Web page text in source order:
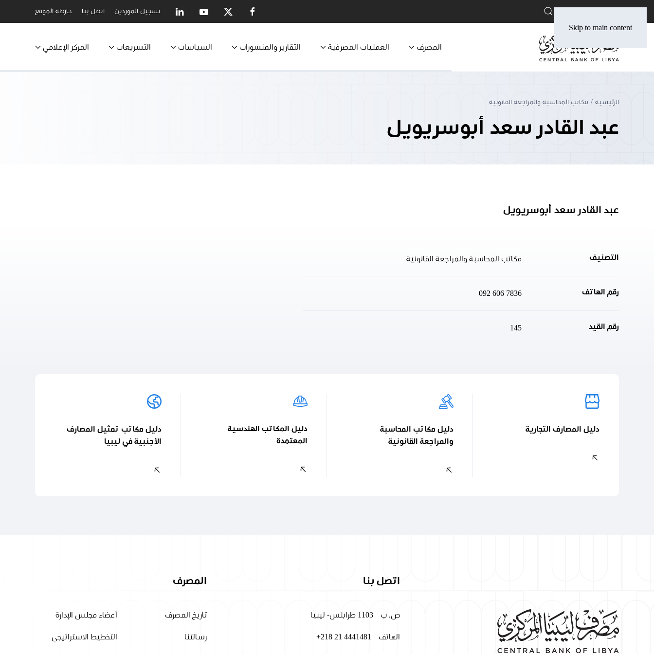
Skip to main content
تسجيل الموردين اتصل بنا خارطة الموقع
المصرف العمليات المصرفية التقارير والمنشورات السياسات التشريعات المركز الإعلامي
الرئيسية مكاتب المحاسبة والمراجعة القانونية
عبد القادر سعد أبوسريويل
عبد القادر سعد أبوسريويل
التصنيف مكاتب المحاسبة والمراجعة القانونية
رقم الهاتف 092 606 7836
رقم القيد 145
دليل المصارف التجارية
دليل مكاتب المحاسبة
والمراجعة القانونية
دليل المكاتب الهندسية
المعتمدة
دليل مكاتب تمثيل المصارف
الأجنبية في ليبيا
اتصل بنا
ص. ب 1103 طرابلس- ليبيا
الهاتف +218 21 4441481
المصرف
تاريخ المصرف أعضاء مجلس الإدارة
رسالتنا التخطيط الاستراتيجي